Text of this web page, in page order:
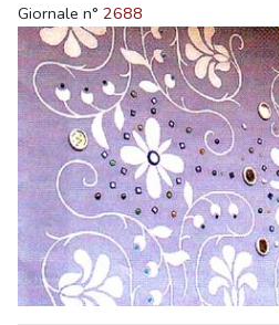
Giornale n° 2688